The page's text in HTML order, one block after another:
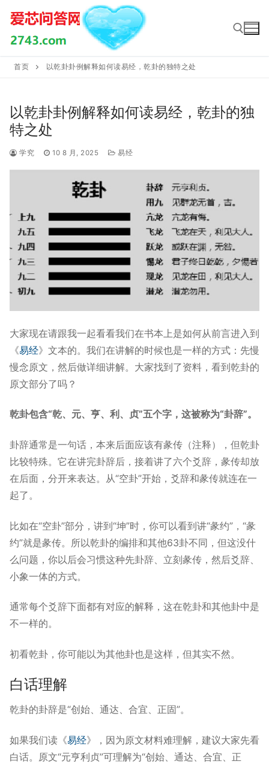
Skip
content
首页 以乾卦卦例解释如何读易经，乾卦的独特之处
以乾卦卦例解释如何读易经，乾卦的独
特之处
学究 10 8 月, 2025 易经
大家现在请跟我一起看看我们在书本上是如何从前言进入到
《易经》文本的。我们在讲解的时候也是一样的方式：先慢
慢念原文，然后做详细讲解。大家找到了资料，看到乾卦的
原文部分了吗？
乾卦包含“乾、元、亨、利、贞”五个字，这被称为“卦辞”。
卦辞通常是一句话，本来后面应该有彖传（注释），但乾卦
比较特殊。它在讲完卦辞后，接着讲了六个爻辞，彖传却放
在后面，分开来表达。从“空卦”开始，爻辞和彖传就连在一
起了。
比如在“空卦”部分，讲到“坤”时，你可以看到讲“彖约”，“彖
约”就是彖传。所以乾卦的编排和其他63卦不同，但这没什
么问题，你以后会习惯这种先卦辞、立刻彖传，然后爻辞、
小象一体的方式。
通常每个爻辞下面都有对应的解释，这在乾卦和其他卦中是
不一样的。
初看乾卦，你可能以为其他卦也是这样，但其实不然。
白话理解
乾卦的卦辞是“创始、通达、合宜、正固”。
如果我们读《易经》，因为原文材料难理解，建议大家先看
白话。原文“元亨利贞”可理解为“创始、通达、合宜、正